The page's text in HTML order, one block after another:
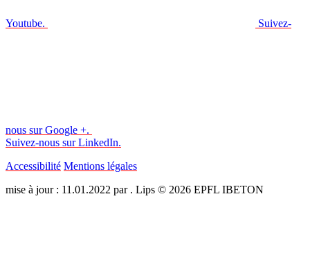
Youtube. Suivez-
nous sur Google +.
Suivez-nous sur LinkedIn.
Accessibilité Mentions légales
mise à jour : 11.01.2022 par . Lips © 2026 EPFL IBETON